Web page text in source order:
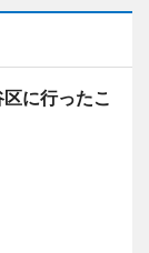
に行ったこ